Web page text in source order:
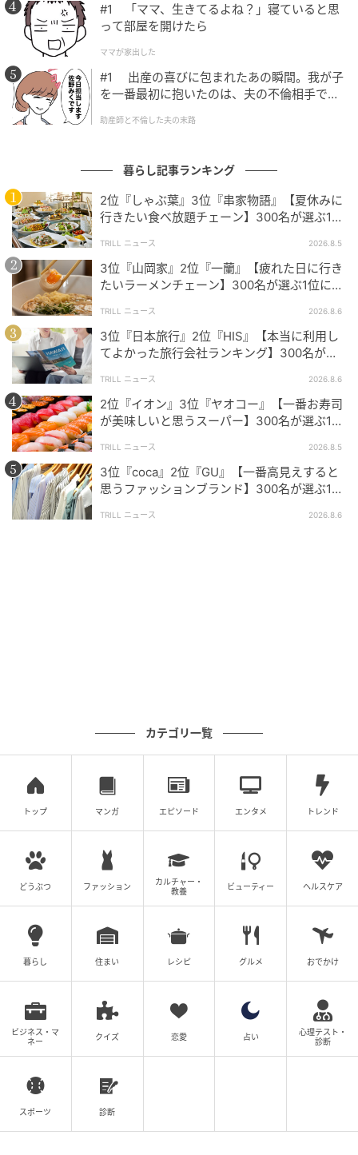
歳/男性）
第1位：びっくりドンキー（168票）
そして第1位は、圧倒的な票数を集めた「
ワンプレートにハンバーグ、ライス、サラダがのった
バーグディッシュは「コスパも最高で食べ応えがあ
る」「サイズ展開が幅広くてしっかり食べたい日に満
足」との声が多数。「ハンバーグのグラム数やライス
の量、トッピングが自在に選べる」「種類が豊富で飽
きない」といったコメントからも、幅広い世代に支持
されている様子が伝わります。お店の雰囲気やサイド
メニューにもファンが多く、「がっつり食べたい時に
は迷わずびっくりドンキー」という声が続出していま
した。
1つの皿にハンバーグ、ライス、サラダが乗ったバーグディッ
支持で1位を獲得。いずれのチェーン店もハンバーグの
ボリュームやサイドの充実度など、自分好みの「ガッ
ツリ」に応えてくれる安心感が魅力として選ばれてい
ました。コメントからは、それぞれのブランドの違い
たい時、読者の皆さんはどのチェーンを選びますか？
※本記事は、自社で募集したアンケートの回答結果
（300名）に基づき、編集部が作成・編集を行ってい
ます。
※本ランキングは回答者の主観に基づくものであり、
特定のブランドや製品の品質・安全性を客観的に断定
するものではありません。
※掲載されている商品の品揃え、メニュー、およびサ
ービス内容は、店舗の立地や規模により異なります。
※本記事は2026年6月22日執筆時点の情報です。各飲
食店によるメニューの変更、価格改定、またはフェア
の開催状況等により最新の情報と異なる場合がありま
す。あらかじめご了承ください。
#1 「ママ、生きてるよね？」寝ていると思
って部屋を開けたら
ママが家出した
#1 出産の喜びに包まれたあの瞬間。我が子
を一番最初に抱いたのは、夫の不倫相手でし
助産師と不倫した夫の末路
暮らし記事ランキング
2位『しゃぶ葉』3位『串家物語』【夏休みに
行きたい食べ放題チェーン】300名が選ぶ1位
TRILL ニュース 2026.8.5
3位『山岡家』2位『一蘭』【疲れた日に行き
たいラーメンチェーン】300名が選ぶ1位に
る」
TRILL ニュース 2026.8.6
3位『日本旅行』2位『HIS』【本当に利用し
てよかった旅行会社ランキング】300名が選
TRILL ニュース 2026.8.6
2位『イオン』3位『ヤオコー』【一番お寿司
が美味しいと思うスーパー】300名が選ぶ1位
TRILL ニュース 2026.8.5
3位『coca』2位『GU』【一番高見えすると
思うファッションブランド】300名が選ぶ1位
麗」
TRILL ニュース 2026.8.6
カテゴリ一覧
トップ マンガ エピソード エンタメ トレンド
どうぶつ ファッション
カルチャー・
教養
ビューティー ヘルスケア
暮らし 住まい レシピ グルメ おでかけ
ビジネス・マ
ネー
クイズ 恋愛 占い
心理テスト・
診断
スポーツ 診断